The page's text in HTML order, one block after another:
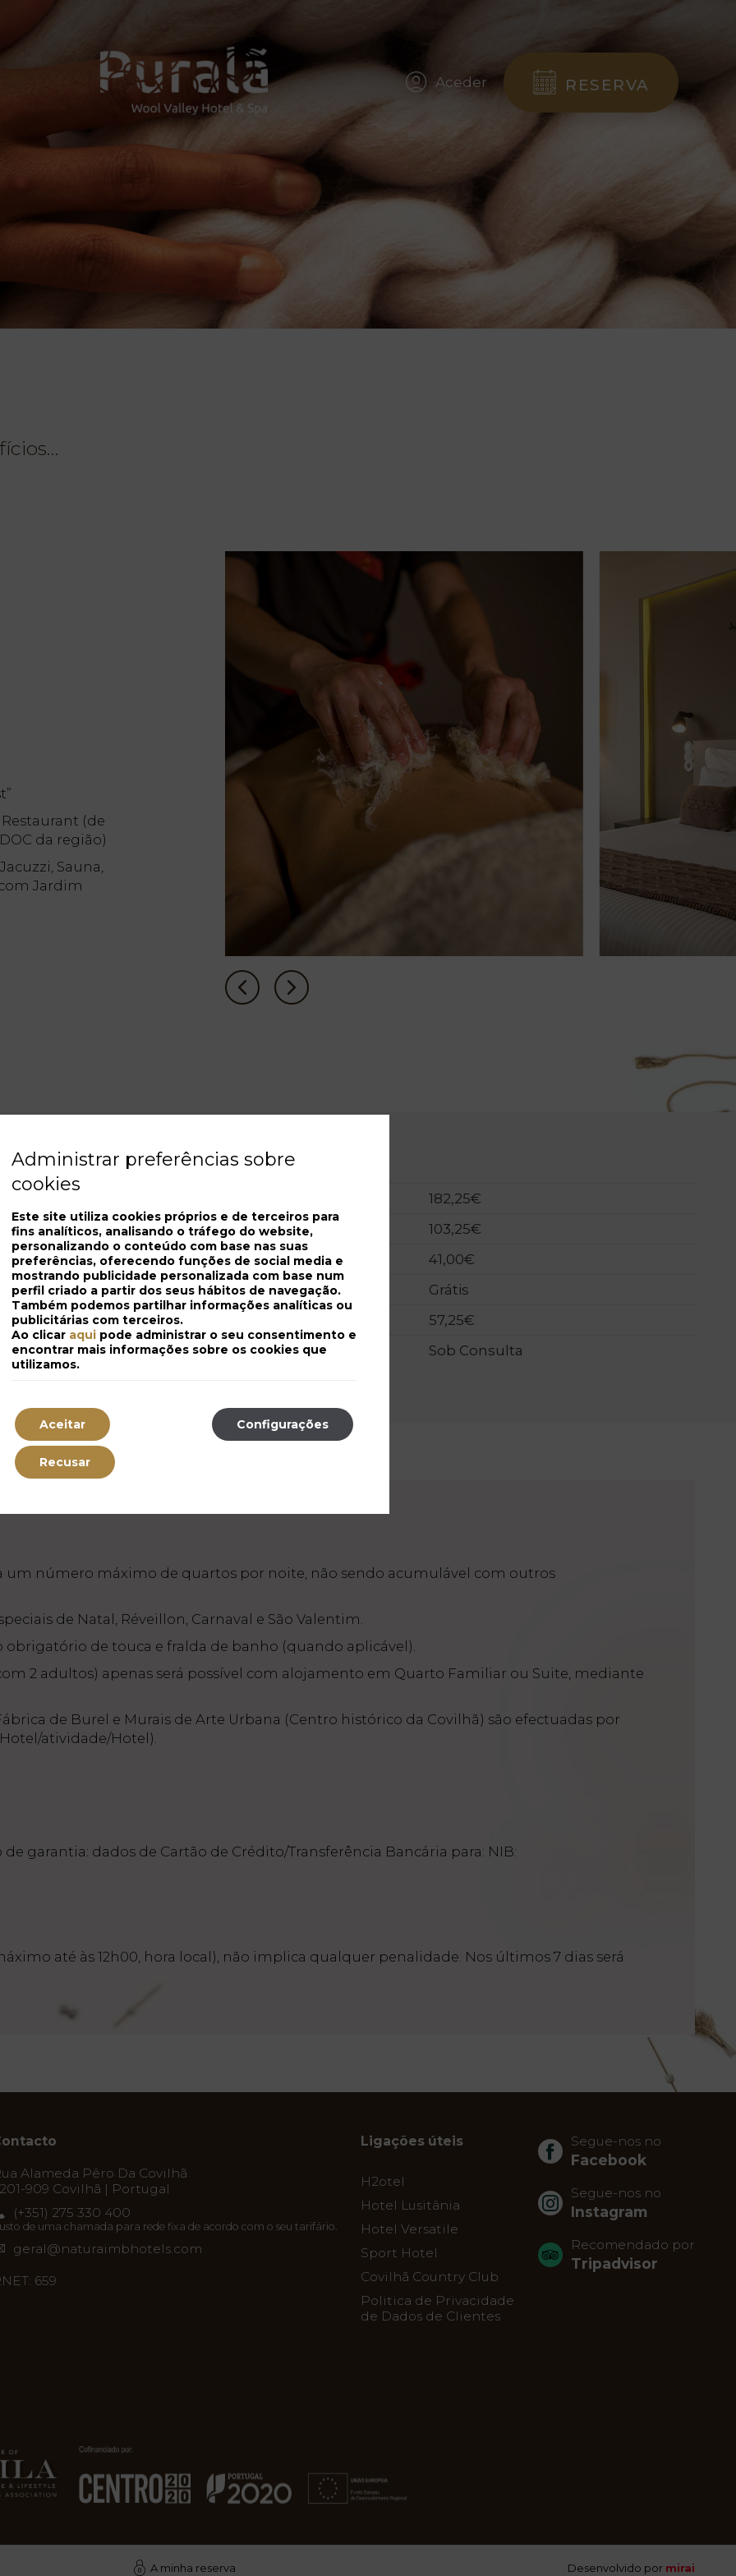
Aceder RESERVA
(de
da região)
Sauna,
Jardim
182,25€
103,25€
41,00€
Grátis
57,25€
Sob Consulta
um número máximo de quartos por noite, não sendo acumulável com outros
de Natal, Réveillon, Carnaval e São Valentim.
obrigatório de touca e fralda de banho (quando aplicável).
2 adultos) apenas será possível com alojamento em Quarto Familiar ou Suite, mediante
de Burel e Murais de Arte Urbana (Centro histórico da Covilhã) são efectuadas por
atividade/Hotel).
garantia: dados de Cartão de Crédito/Transferência Bancária para: NIB:
até às 12h00, hora local), não implica qualquer penalidade. Nos últimos 7 dias será
Alameda Pêro Da Covilhã
909 Covilhã | Portugal
(+351) 275 330 400
de uma chamada para rede fixa de acordo com o seu tarifário.
geral@naturaimbhotels.com
659
Ligações úteis
H2otel
Hotel Lusitânia
Hotel Versatile
Sport Hotel
Covilhã Country Club
Politica de Privacidade
de Dados de Clientes
Segue-nos no
Facebook
Segue-nos no
Instagram
Recomendado por
Tripadvisor
A minha reserva Desenvolvido por mirai
Administrar preferências sobre
cookies
Este site utiliza cookies próprios e de terceiros para
fins analíticos, analisando o tráfego do website,
personalizando o conteúdo com base nas suas
preferências, oferecendo funções de social media e
mostrando publicidade personalizada com base num
perfil criado a partir dos seus hábitos de navegação.
Também podemos partilhar informações analíticas ou
publicitárias com terceiros.
Ao clicar aqui pode administrar o seu consentimento e
encontrar mais informações sobre os cookies que
utilizamos.
Aceitar Configurações
Recusar